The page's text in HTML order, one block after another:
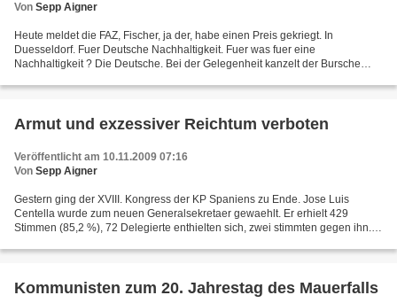
Von Sepp Aigner
Heute meldet die FAZ, Fischer, ja der, habe einen Preis gekriegt. In
Duesseldorf. Fuer Deutsche Nachhaltigkeit. Fuer was fuer eine
Nachhaltigkeit ? Die Deutsche. Bei der Gelegenheit kanzelt der Bursche
Armut und exzessiver Reichtum verboten
Veröffentlicht am 10.11.2009 07:16
Von Sepp Aigner
Gestern ging der XVIII. Kongress der KP Spaniens zu Ende. Jose Luis
Centella wurde zum neuen Generalsekretaer gewaehlt. Er erhielt 429
Stimmen (85,2 %), 72 Delegierte enthielten sich, zwei stimmten gegen ihn.
Kommunisten zum 20. Jahrestag des Mauerfalls